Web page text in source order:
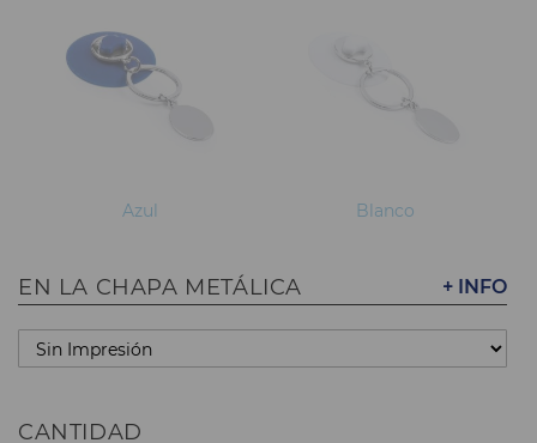
Azul Blanco
+ INFO
EN LA CHAPA METÁLICA
CANTIDAD